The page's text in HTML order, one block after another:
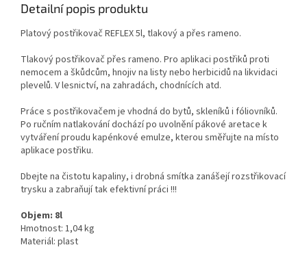
Detailní popis produktu
Platový postřikovač REFLEX 5l, tlakový a přes rameno.
Tlakový postřikovač přes rameno. Pro aplikaci postřiků proti
nemocem a škůdcům, hnojiv na listy nebo herbicidů na likvidaci
plevelů. V lesnictví, na zahradách, chodnících atd.
Práce s postřikovačem je vhodná do bytů, skleníků i fóliovníků.
Po ručním natlakování dochází po uvolnění pákové aretace k
vytváření proudu kapénkové emulze, kterou směřujte na místo
aplikace postřiku.
Dbejte na čistotu kapaliny, i drobná smítka zanášejí rozstřikovací
trysku a zabraňují tak efektivní práci !!!
Objem: 8l
Hmotnost: 1,04 kg
Materiál: plast